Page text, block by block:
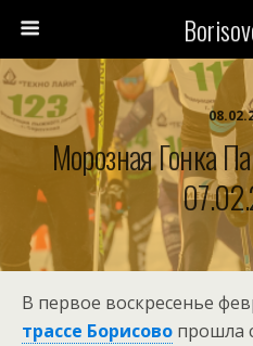
Морозная Гонка
В первое воскресенье
трассе Борисово прошла